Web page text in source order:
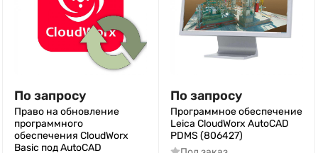
По запросу
Право на обновление
программного
обеспечения CloudWorx
Basic под AutoCAD
По запросу
Программное обеспечение
Leica CloudWorx AutoCAD
PDMS (806427)